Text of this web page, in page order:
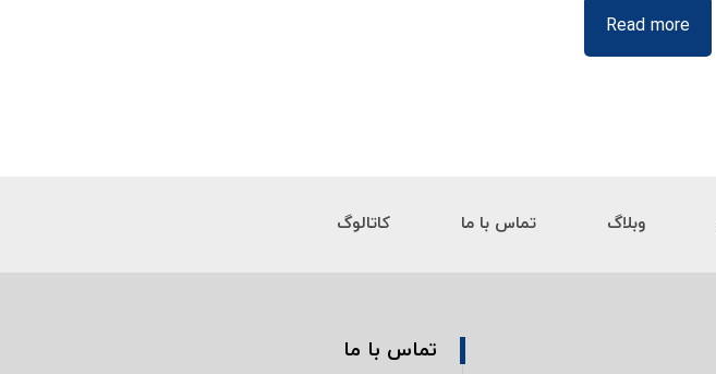
Read more
وبلاگ تماس با ما کاتالوگ
تماس با ما